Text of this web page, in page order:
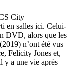
City
en salles ici. Celui-
DVD, alors que les
(2019) n’ont été vus
Felicity Jones et,
y a une vie après